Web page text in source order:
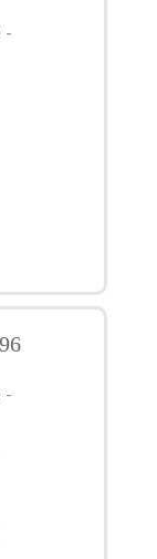
-
-